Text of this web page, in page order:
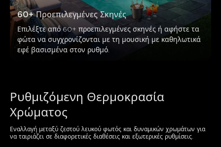
60+ Προεπιλεγμένες Σκηνές
Επιλέξτε από 60+ προεπιλεγμένες σκηνές ή αφήστε τα
φώτα να συγχρονίζονται με τη μουσική με καθηλωτικά
εφέ βασισμένα στον ρυθμό.
Ρυθμιζόμενη Θερμοκρασία
Χρώματος
Εναλλαγή μεταξύ ζεστού λευκού φωτός και δυναμικών χρωμάτων για
να ταιριάζει σε διαφορετικές διαθέσεις και εξωτερικές ρυθμίσεις.